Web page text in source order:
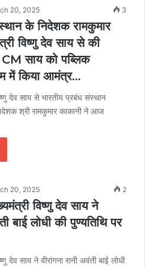
20, 2025 3
के निदेशक रामकुमार
विष्णु देव साय से की
साय को पब्लिक
में किया आमंत्र…
देव साय से भारतीय प्रबंध संस्थान
श्री रामकुमार काकानी ने आज
20, 2025 2
विष्णु देव साय ने
बाई लोधी की पुण्यतिथि पर
देव साय ने वीरांगना रानी अवंती बाई लोधी